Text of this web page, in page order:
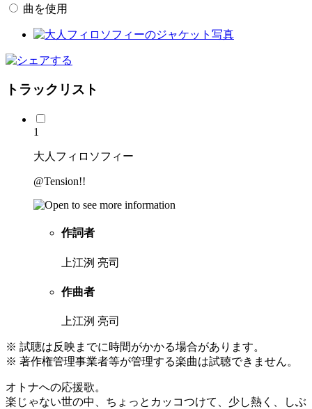
曲を使用
トラックリスト
1
大人フィロソフィー
@Tension!!
作詞者
上江洌 亮司
作曲者
上江洌 亮司
※ 試聴は反映までに時間がかかる場合があります。
※ 著作権管理事業者等が管理する楽曲は試聴できません。
オトナへの応援歌。
楽じゃない世の中、ちょっとカッコつけて、少し熱く、しぶ